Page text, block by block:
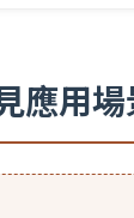
應用場